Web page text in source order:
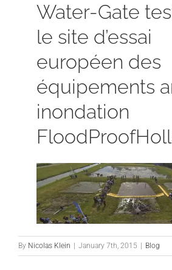
Water-Gate
le site d’essai
européen des
équipements
inondation
By Nicolas Klein January 7th, 2015 Blog